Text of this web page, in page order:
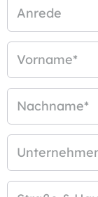
Anrede
Vorname*
Nachname*